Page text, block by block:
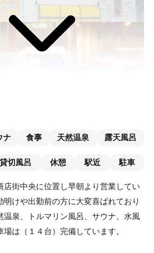
ナ 食事 天然温泉 露天風呂
貸切風呂 休憩 駅近 駐車
店街中央に位置し早朝より営業してい
明けや出勤前の方に大変喜ばれており
温泉、トルマリン風呂、サウナ、水風
場は（１４台）完備しています。